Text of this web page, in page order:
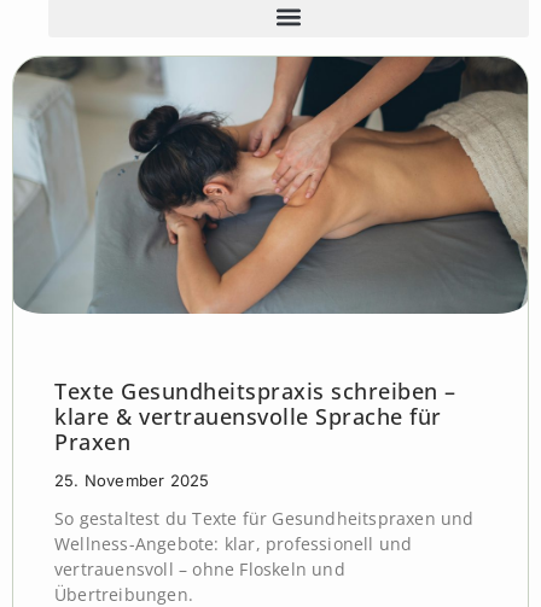
Texte Gesundheitspraxis schreiben –
klare & vertrauensvolle Sprache für
Praxen
25. November 2025
So gestaltest du Texte für Gesundheitspraxen und
Wellness-Angebote: klar, professionell und
vertrauensvoll – ohne Floskeln und
Übertreibungen.